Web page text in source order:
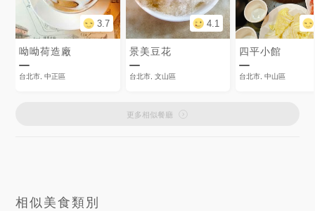
3.7
呦呦荷造廠
台北市, 中正區
4.1
景美豆花
台北市, 文山區
四平小館
台北市, 中山區
更多相似餐廳
相似美食類別